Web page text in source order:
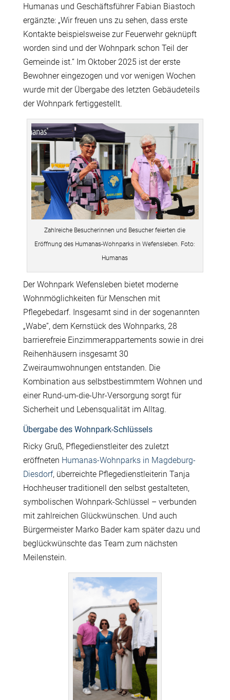
Humanas und Geschäftsführer Fabian Biastoch
ergänzte: „Wir freuen uns zu sehen, dass erste
Kontakte beispielsweise zur Feuerwehr geknüpft
worden sind und der Wohnpark schon Teil der
Gemeinde ist.“ Im Oktober 2025 ist der erste
Bewohner eingezogen und vor wenigen Wochen
wurde mit der Übergabe des letzten Gebäudeteils
der Wohnpark fertiggestellt.
Zahlreiche Besucherinnen und Besucher feierten die
Eröffnung des Humanas-Wohnparks in Wefensleben. Foto:
Humanas
Der Wohnpark Wefensleben bietet moderne
Wohnmöglichkeiten für Menschen mit
Pflegebedarf. Insgesamt sind in der sogenannten
„Wabe”, dem Kernstück des Wohnparks, 28
barrierefreie Einzimmerappartements sowie in drei
Reihenhäusern insgesamt 30
Zweiraumwohnungen entstanden. Die
Kombination aus selbstbestimmtem Wohnen und
einer Rund-um-die-Uhr-Versorgung sorgt für
Sicherheit und Lebensqualität im Alltag.
Übergabe des Wohnpark-Schlüssels
Ricky Gruß, Pflegedienstleiter des zuletzt
eröffneten Humanas-Wohnparks in Magdeburg-
Diesdorf, überreichte Pflegedienstleiterin Tanja
Hochheuser traditionell den selbst gestalteten,
symbolischen Wohnpark-Schlüssel – verbunden
mit zahlreichen Glückwünschen. Und auch
Bürgermeister Marko Bader kam später dazu und
beglückwünschte das Team zum nächsten
Meilenstein.